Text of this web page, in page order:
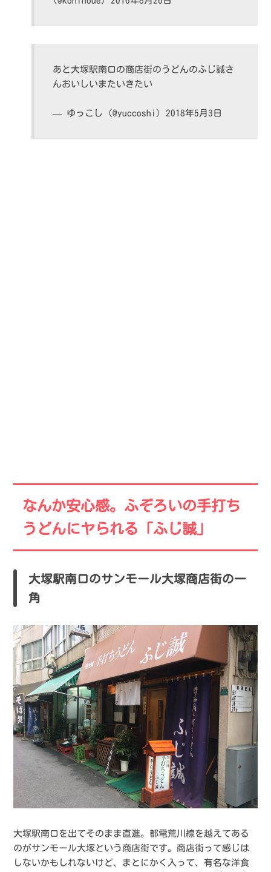
あと大塚駅南口の商店街のうどんのふじ誠さ
んおいしいまたいきたい
— ゆっこし (@yuccoshi) 2018年5月3日
なんか安心感。ふぞろいの手打ち
うどんにヤられる「ふじ誠」
大塚駅南口のサンモール大塚商店街の一
角
大塚駅南口を出てそのまま直進。都電荒川線を越えてある
のがサンモール大塚という商店街です。商店街って感じは
しないかもしれないけど、まとにかく入って、有名な洋食